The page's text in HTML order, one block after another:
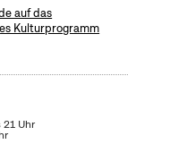
auf das
Kulturprogramm
Uhr